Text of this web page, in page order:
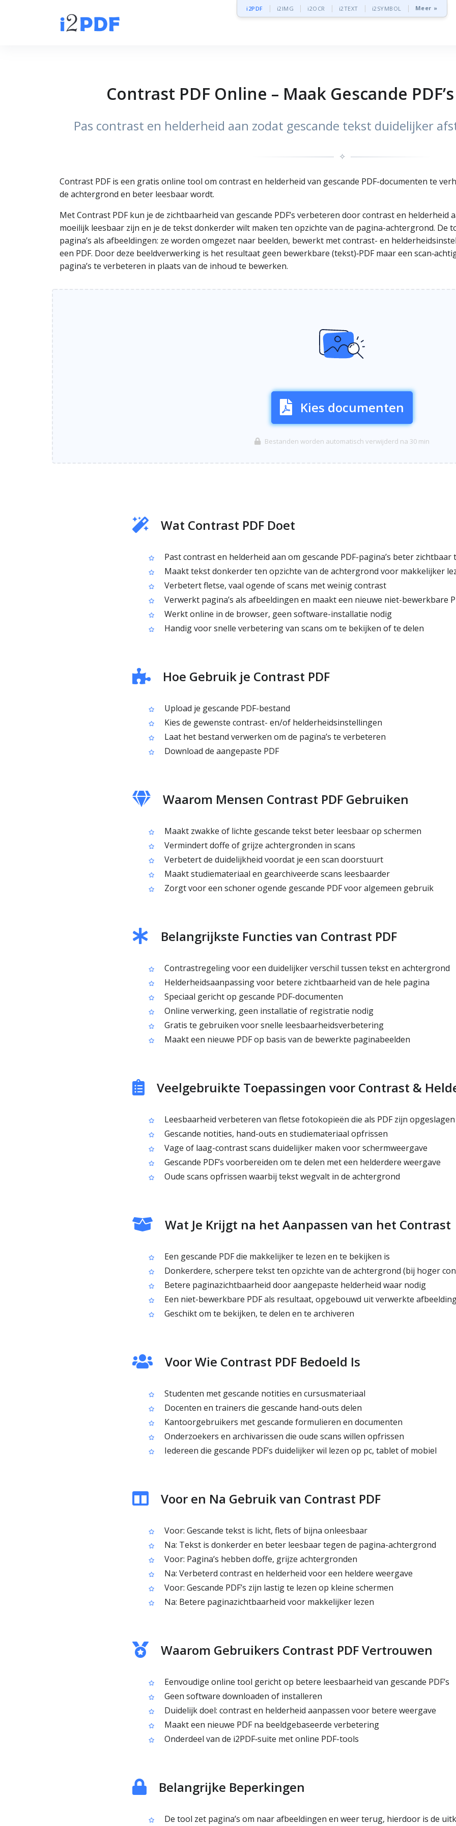
i2PDF i2IMG i2OCR i2TEXT i2SYMBOL Meer »
Contrast PDF Online – Maak Gescande
Pas contrast en helderheid aan zodat gescande tekst duidelijker
✧
Contrast PDF is een gratis online tool om contrast en helderheid van gescande PDF-documenten te
de achtergrond en beter leesbaar wordt.
Met Contrast PDF kun je de zichtbaarheid van gescande PDF’s verbeteren door contrast en helderheid
moeilijk leesbaar zijn en je de tekst donkerder wilt maken ten opzichte van de pagina-achtergrond. De
pagina’s als afbeeldingen: ze worden omgezet naar beelden, bewerkt met contrast- en
een PDF. Door deze beeldverwerking is het resultaat geen bewerkbare (tekst)‑PDF maar een
pagina’s te verbeteren in plaats van de inhoud te bewerken.
Kies documenten
Bestanden worden automatisch verwijderd na 30 min
Wat Contrast PDF Doet
Past contrast en helderheid aan om gescande PDF-pagina’s beter zichtbaar
Maakt tekst donkerder ten opzichte van de achtergrond voor makkelijker
Verbetert fletse, vaal ogende of scans met weinig contrast
Verwerkt pagina’s als afbeeldingen en maakt een nieuwe niet-bewerkbare
Werkt online in de browser, geen software-installatie nodig
Handig voor snelle verbetering van scans om te bekijken of te delen
Hoe Gebruik je Contrast PDF
Upload je gescande PDF-bestand
Kies de gewenste contrast- en/of helderheidsinstellingen
Laat het bestand verwerken om de pagina’s te verbeteren
Download de aangepaste PDF
Waarom Mensen Contrast PDF Gebruiken
Maakt zwakke of lichte gescande tekst beter leesbaar op schermen
Vermindert doffe of grijze achtergronden in scans
Verbetert de duidelijkheid voordat je een scan doorstuurt
Maakt studiemateriaal en gearchiveerde scans leesbaarder
Zorgt voor een schoner ogende gescande PDF voor algemeen gebruik
Belangrijkste Functies van Contrast PDF
Contrastregeling voor een duidelijker verschil tussen tekst en achtergrond
Helderheidsaanpassing voor betere zichtbaarheid van de hele pagina
Speciaal gericht op gescande PDF-documenten
Online verwerking, geen installatie of registratie nodig
Gratis te gebruiken voor snelle leesbaarheidsverbetering
Maakt een nieuwe PDF op basis van de bewerkte paginabeelden
Veelgebruikte Toepassingen voor Contrast &
Leesbaarheid verbeteren van fletse fotokopieën die als PDF zijn opgeslagen
Gescande notities, hand-outs en studiemateriaal opfrissen
Vage of laag-contrast scans duidelijker maken voor schermweergave
Gescande PDF’s voorbereiden om te delen met een helderdere weergave
Oude scans opfrissen waarbij tekst wegvalt in de achtergrond
Wat Je Krijgt na het Aanpassen van het Contrast
Een gescande PDF die makkelijker te lezen en te bekijken is
Donkerdere, scherpere tekst ten opzichte van de achtergrond (bij hoger
Betere paginazichtbaarheid door aangepaste helderheid waar nodig
Een niet-bewerkbare PDF als resultaat, opgebouwd uit verwerkte
Geschikt om te bekijken, te delen en te archiveren
Voor Wie Contrast PDF Bedoeld Is
Studenten met gescande notities en cursusmateriaal
Docenten en trainers die gescande hand-outs delen
Kantoorgebruikers met gescande formulieren en documenten
Onderzoekers en archivarissen die oude scans willen opfrissen
Iedereen die gescande PDF’s duidelijker wil lezen op pc, tablet of mobiel
Voor en Na Gebruik van Contrast PDF
Voor: Gescande tekst is licht, flets of bijna onleesbaar
Na: Tekst is donkerder en beter leesbaar tegen de pagina-achtergrond
Voor: Pagina’s hebben doffe, grijze achtergronden
Na: Verbeterd contrast en helderheid voor een heldere weergave
Voor: Gescande PDF’s zijn lastig te lezen op kleine schermen
Na: Betere paginazichtbaarheid voor makkelijker lezen
Waarom Gebruikers Contrast PDF Vertrouwen
Eenvoudige online tool gericht op betere leesbaarheid van gescande PDF’s
Geen software downloaden of installeren
Duidelijk doel: contrast en helderheid aanpassen voor betere weergave
Maakt een nieuwe PDF na beeldgebaseerde verbetering
Onderdeel van de i2PDF‑suite met online PDF-tools
Belangrijke Beperkingen
De tool zet pagina’s om naar afbeeldingen en weer terug, hierdoor is de